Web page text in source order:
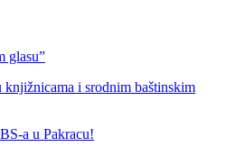
glasu”
knjižnicama i srodnim baštinskim
a u Pakracu!